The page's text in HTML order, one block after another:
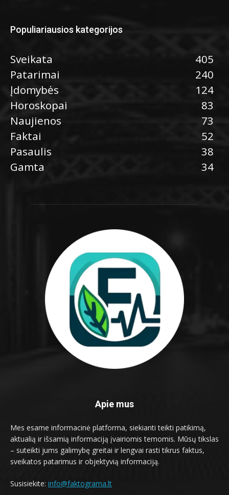
Populiariausios kategorijos
Sveikata
405
Patarimai
240
Įdomybės
124
Horoskopai
83
Naujienos
73
Faktai
52
Pasaulis
38
Gamta
34
Apie mus
Mes esame informacinė platforma, siekianti teikti patikimą,
aktualią ir išsamią informaciją įvairiomis temomis. Mūsų tikslas
– suteikti jums galimybę greitai ir lengvai rasti tikrus faktus,
sveikatos patarimus ir objektyvią informaciją.
Susisiekite: info@faktograma.lt